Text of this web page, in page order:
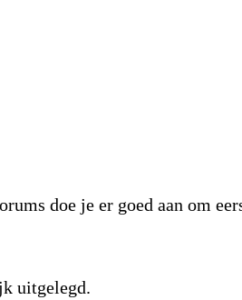
doe je er goed aan om
uitgelegd.